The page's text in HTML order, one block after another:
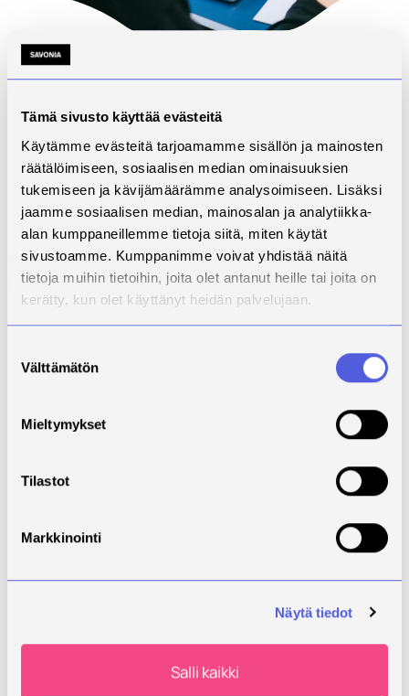
Tämä sivusto käyttää evästeitä
Käytämme evästeitä tarjoamamme sisällön ja mainosten
räätälöimiseen, sosiaalisen median ominaisuuksien
tukemiseen ja kävijämäärämme analysoimiseen. Lisäksi
jaamme sosiaalisen median, mainosalan ja analytiikka-
alan kumppaneillemme tietoja siitä, miten käytät
sivustoamme. Kumppanimme voivat yhdistää näitä
tietoja muihin tietoihin, joita olet antanut heille tai joita on
kerätty, kun olet käyttänyt heidän palvelujaan.
valinta
Välttämätön
Mieltymykset
Tilastot
Markkinointi
Näytä tiedot
Salli kaikki
Консультативные услуги и
Координаторы SIMHE проводят индивидуальные и
групповые консультации на английском,
эстонском, русском или немецком языках, а также
организуют информативные встречи для
украинцев, заинтересованных в поступлении в
высшие учебные заведения Финляндии. Контактная
связь:SimheUkraine@savonia.fi
Read more (in English)
Обучение финскому языку